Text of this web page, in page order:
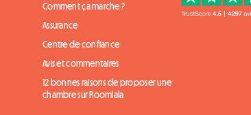
Comment ça marche ?
Assurance
Centre de confiance
Avis et commentaires
12 bonnes raisons de proposer une
chambre sur Roomlala